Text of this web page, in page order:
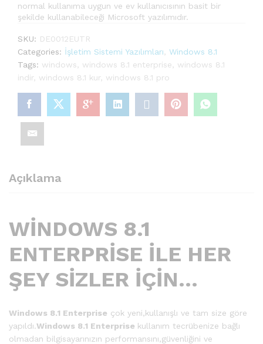
normal kullanıma uygun ve ev kullanıcısının basit bir
şekilde kullanabileceği Microsoft yazılımıdır.
SKU: DE0012EUTR
Categories: İşletim Sistemi Yazılımları
Windows 8.1
Tags: windows windows 8.1 enterprise
windows 8.1
indir, windows 8.1 kur, windows 8.1 pro
Açıklama
WİNDOWS 8.1
ENTERPRİSE İLE HER
ŞEY SİZLER İÇİN…
Windows 8.1 Enterprise çok yeni,kullanışlı ve tam size göre
yapıldı.Windows 8.1 Enterprise kullanım tecrübenize bağlı
olmadan bilgisayarınızın performansını,güvenliğini ve